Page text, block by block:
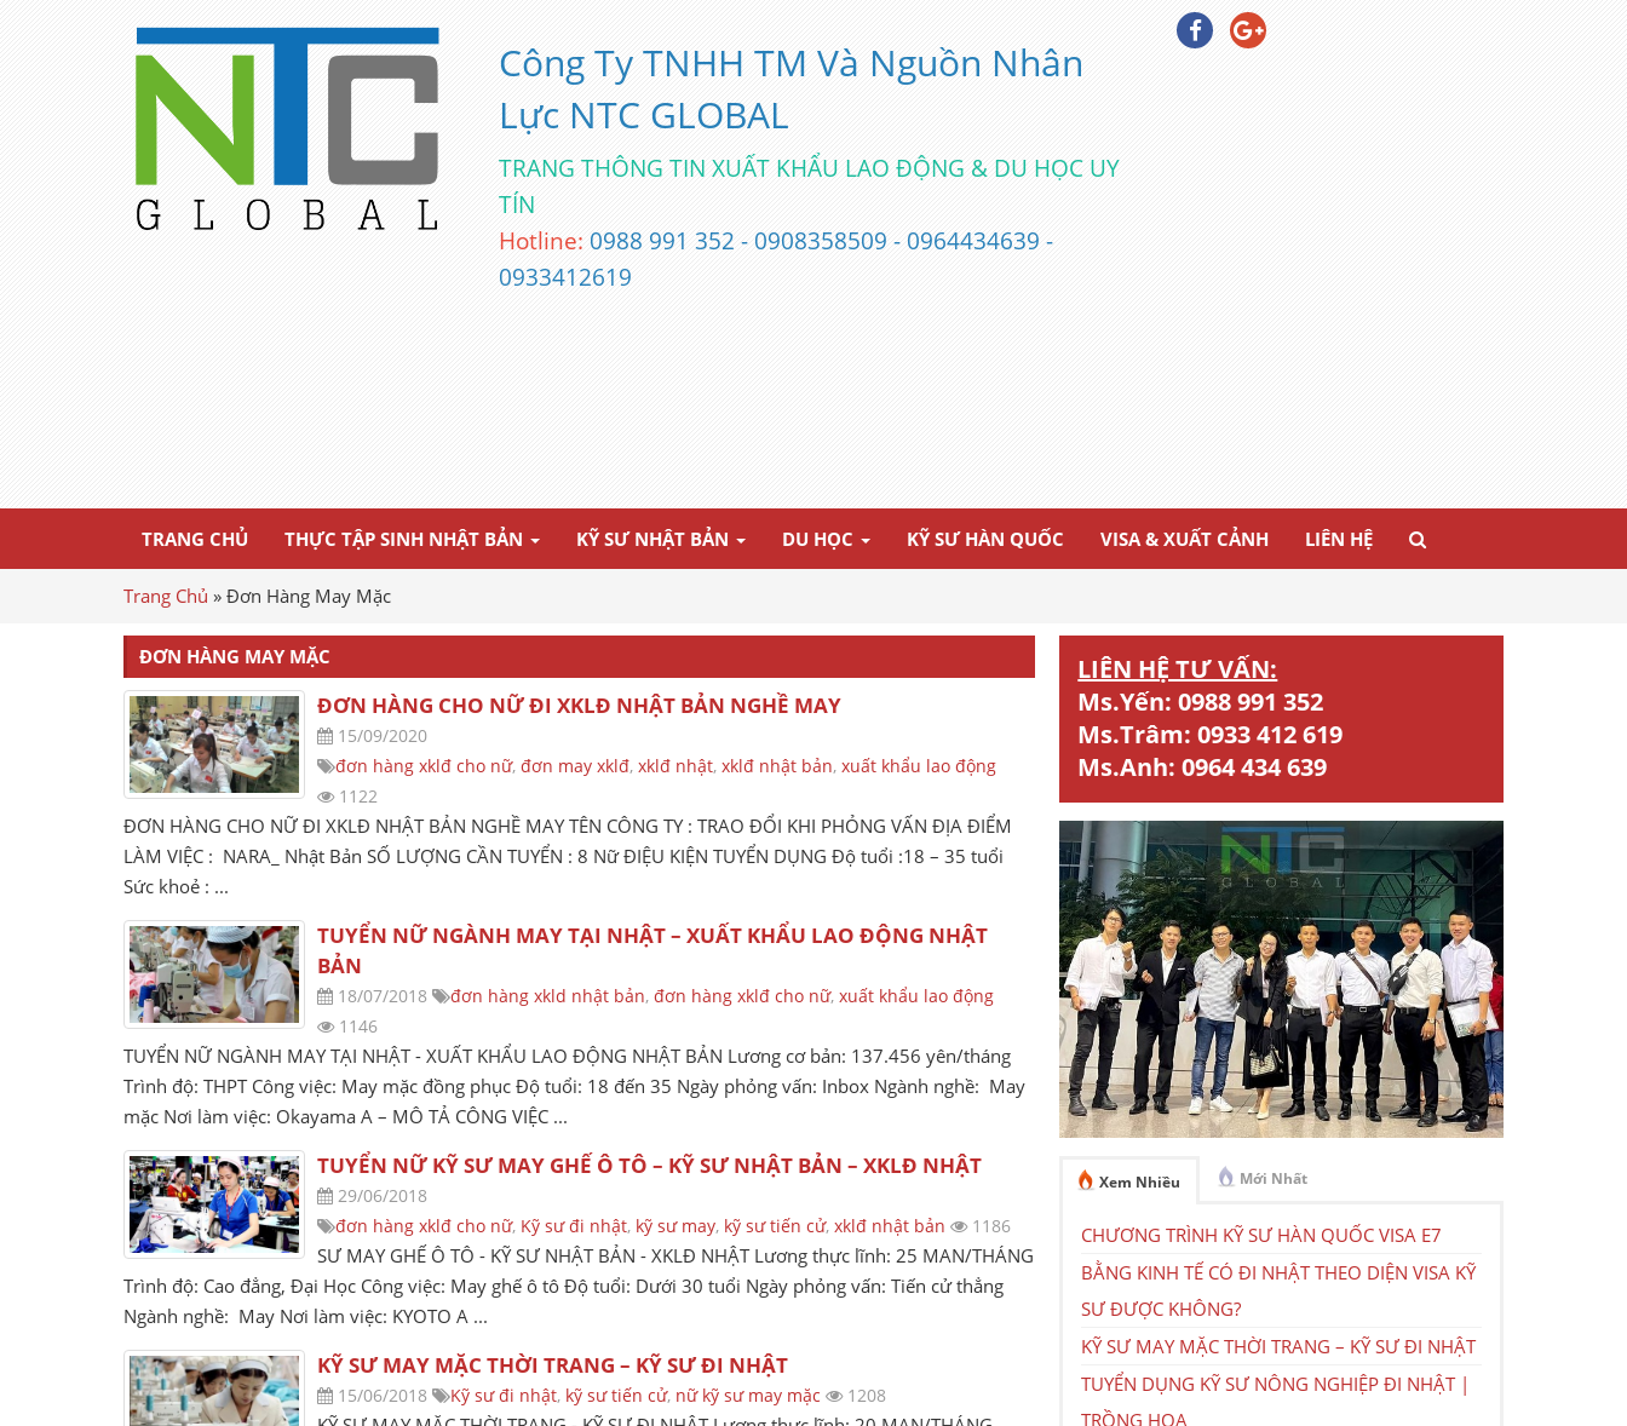
Công Ty TNHH TM Và Nguồn Nhân
Lực NTC GLOBAL
TRANG THÔNG TIN XUẤT KHẨU LAO ĐỘNG & DU HỌC UY
TÍN
Hotline: 0988 991 352 - 0908358509 - 0964434639 -
0933412619
TRANG CHỦ THỰC TẬP SINH NHẬT BẢN KỸ SƯ NHẬT BẢN DU HỌC KỸ SƯ HÀN QUỐC VISA & XUẤT CẢNH LIÊN HỆ
Trang Chủ » Đơn Hàng May Mặc
ĐƠN HÀNG MAY MẶC
ĐƠN HÀNG CHO NỮ ĐI XKLĐ NHẬT BẢN NGHỀ MAY
15/09/2020
đơn hàng xklđ cho nữ, đơn may xklđ, xklđ nhật, xklđ nhật bản, xuất khẩu lao động
1122
ĐƠN HÀNG CHO NỮ ĐI XKLĐ NHẬT BẢN NGHỀ MAY TÊN CÔNG TY : TRAO ĐỔI KHI PHỎNG VẤN ĐỊA ĐIỂM
LÀM VIỆC : NARA_ Nhật Bản SỐ LƯỢNG CẦN TUYỂN : 8 Nữ ĐIỆU KIỆN TUYỂN DỤNG Độ tuổi :18 – 35 tuổi
Sức khoẻ : ...
TUYỂN NỮ NGÀNH MAY TẠI NHẬT – XUẤT KHẨU LAO ĐỘNG NHẬT
BẢN
18/07/2018 đơn hàng xkld nhật bản, đơn hàng xklđ cho nữ, xuất khẩu lao động
1146
TUYỂN NỮ NGÀNH MAY TẠI NHẬT - XUẤT KHẨU LAO ĐỘNG NHẬT BẢN Lương cơ bản: 137.456 yên/tháng
Trình độ: THPT Công việc: May mặc đồng phục Độ tuổi: 18 đến 35 Ngày phỏng vấn: Inbox Ngành nghề: May
mặc Nơi làm việc: Okayama A – MÔ TẢ CÔNG VIỆC ...
TUYỂN NỮ KỸ SƯ MAY GHẾ Ô TÔ – KỸ SƯ NHẬT BẢN – XKLĐ NHẬT
29/06/2018
đơn hàng xklđ cho nữ, Kỹ sư đi nhật, kỹ sư may, kỹ sư tiến cử, xklđ nhật bản 1186
SƯ MAY GHẾ Ô TÔ - KỸ SƯ NHẬT BẢN - XKLĐ NHẬT Lương thực lĩnh: 25 MAN/THÁNG
Trình độ: Cao đẳng, Đại Học Công việc: May ghế ô tô Độ tuổi: Dưới 30 tuổi Ngày phỏng vấn: Tiến cử thẳng
Ngành nghề: May Nơi làm việc: KYOTO A ...
KỸ SƯ MAY MẶC THỜI TRANG – KỸ SƯ ĐI NHẬT
15/06/2018 Kỹ sư đi nhật, kỹ sư tiến cử, nữ kỹ sư may mặc 1208
LIÊN HỆ TƯ VẤN:
Ms.Yến:0988 991 352
Ms.Trâm:0933 412 619
Ms.Anh:0964 434 639
Xem Nhiều Mới Nhất
CHƯƠNG TRÌNH KỸ SƯ HÀN QUỐC VISA E7
BẰNG KINH TẾ CÓ ĐI NHẬT THEO DIỆN VISA KỸ
SƯ ĐƯỢC KHÔNG?
KỸ SƯ MAY MẶC THỜI TRANG – KỸ SƯ ĐI NHẬT
TUYỂN DỤNG KỸ SƯ NÔNG NGHIỆP ĐI NHẬT |
TRỒNG HOA